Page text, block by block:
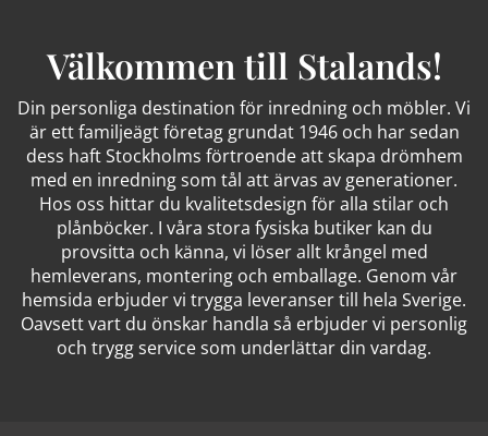
Välkommen till Stalands!
Din personliga destination för inredning och möbler. Vi
är ett familjeägt företag grundat 1946 och har sedan
dess haft Stockholms förtroende att skapa drömhem
med en inredning som tål att ärvas av generationer.
Hos oss hittar du kvalitetsdesign för alla stilar och
plånböcker. I våra stora fysiska butiker kan du
provsitta och känna, vi löser allt krångel med
hemleverans, montering och emballage. Genom vår
hemsida erbjuder vi trygga leveranser till hela Sverige.
Oavsett vart du önskar handla så erbjuder vi personlig
och trygg service som underlättar din vardag.